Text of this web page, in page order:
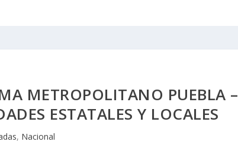
METROPOLITANO PUEBLA –
ESTATALES Y LOCALES
, Nacional